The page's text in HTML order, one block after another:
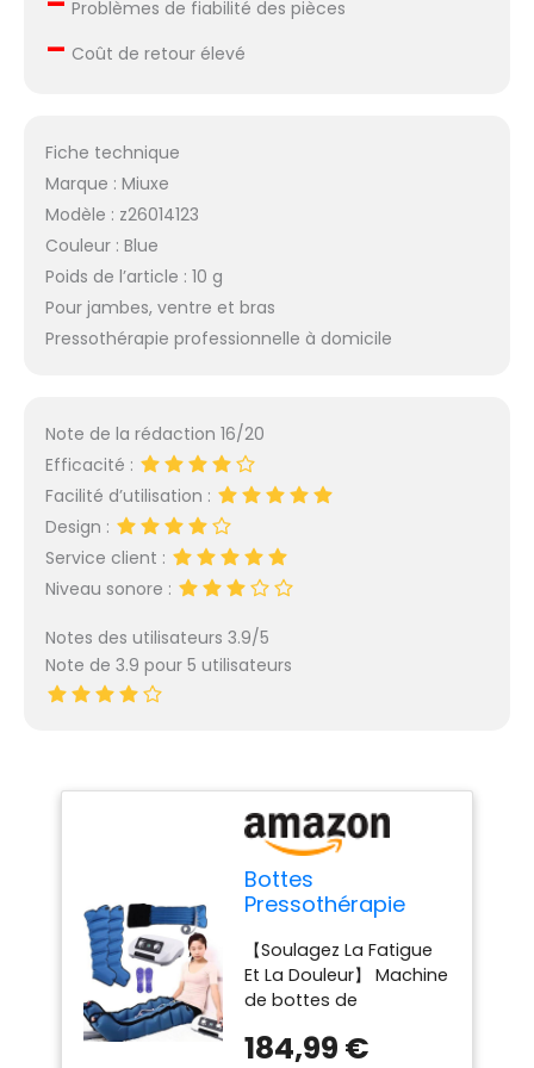
Machine de
Problèmes de fiabilité des pièces
– Coût de retour élevé
Fiche technique
Marque : Miuxe
Modèle : z26014123
Couleur : Blue
Poids de l’article : 10 g
Pour jambes, ventre et bras
Pressothérapie professionnelle à domicile
Note de la rédaction 16/20
Efficacité :
Facilité d’utilisation :
Design :
Service client :
Niveau sonore :
Notes des utilisateurs 3.9/5
Note de 3.9 pour 5 utilisateurs
Bottes
Pressothérapie
et bras, Appareil
De Massage
Drainage
Lymphatique
Masseurs
【Soulagez La Fatigue
Et La Douleur】 Machine
de bottes de
Miuxe Machine Machine
184,99 €